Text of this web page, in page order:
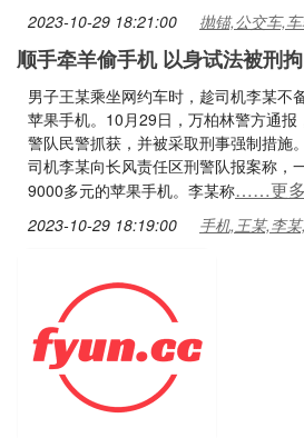
2023-10-29 18:21:00 抛锚,公交车,
顺手牵羊偷手机 以身试法被刑拘
男子王某乘坐网约车时，趁司机李某不
苹果手机。10月29日，万柏林警方通报
警队民警抓获，并被采取刑事强制措施
司机李某向长风责任区刑警队报案称，
9000多元的苹果手机。李某称……更多
2023-10-29 18:19:00 手机,王某,李